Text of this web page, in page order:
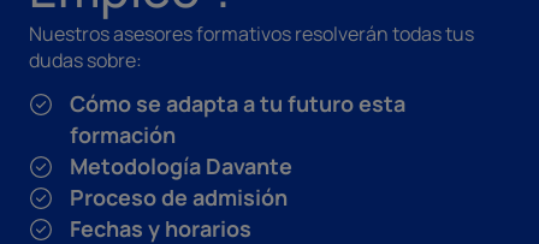
Nuestros asesores formativos resolverán todas tus
dudas sobre:
Cómo se adapta a tu futuro esta
formación
Metodología Davante
Proceso de admisión
Fechas y horarios